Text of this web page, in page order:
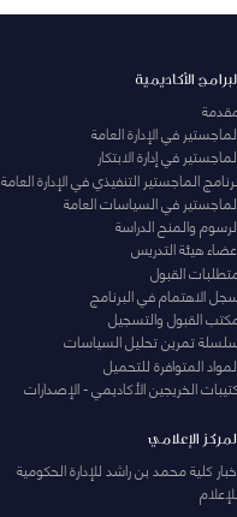
الأكاديمية
في الإدارة العامة
في إدارة الابتكار
برنامج الماجستير التنفيذي في الإدارة العامة
في السياسات العامة
والمنح الدراسة
هيئة التدريس
القبول
الاهتمام في البرنامج
القبول والتسجيل
تمرين تحليل السياسات
المتوافرة للتحميل
الخريجين الأكاديمي - الإصدارات
الإعلامي
كلية محمد بن راشد للإدارة الحكومية
للإعلام